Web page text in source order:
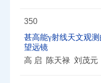
350
甚高能γ射线天文观
望远镜
高 启 陈天禄 刘茂元